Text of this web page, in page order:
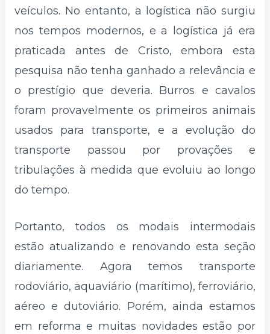
veículos. No entanto, a logística não surgiu
nos tempos modernos, e a logística já era
praticada antes de Cristo, embora esta
pesquisa não tenha ganhado a relevância e
o prestígio que deveria. Burros e cavalos
foram provavelmente os primeiros animais
usados ​​para transporte, e a evolução do
transporte passou por provações e
tribulações à medida que evoluiu ao longo
do tempo.
Portanto, todos os modais intermodais
estão atualizando e renovando esta seção
diariamente. Agora temos transporte
rodoviário, aquaviário (marítimo), ferroviário,
aéreo e dutoviário. Porém, ainda estamos
em reforma e muitas novidades estão por